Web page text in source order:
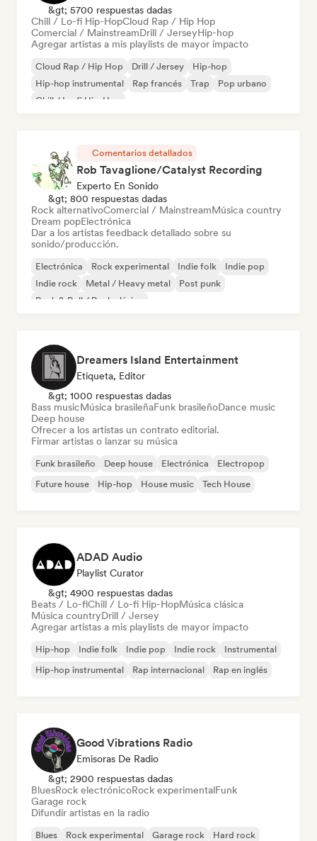
&gt; 5700 respuestas dadas
Chill / Lo-fi Hip-HopCloud Rap / Hip Hop
Comercial / MainstreamDrill / JerseyHip-hop
Agregar artistas a mis playlists de mayor impacto
Cloud Rap / Hip Hop Drill / Jersey
Hip-hop
Hip-hop instrumental
Rap francés Trap
Pop urbano
Chill / Lo-fi Hip-Hop
Comentarios detallados
Rob Tavaglione/Catalyst Recording
Experto En Sonido
&gt; 800 respuestas dadas
Rock alternativoComercial / MainstreamMúsica country
Dream popElectrónica
Dar a los artistas feedback detallado sobre su
sonido/producción.
Electrónica Rock experimental Indie folk
Indie pop
Indie rock
Metal / Heavy metal
Post punk
Rock & Roll / Rock clásico
Dreamers Island Entertainment
Etiqueta, Editor
&gt; 1000 respuestas dadas
Bass musicMúsica brasileñaFunk brasileñoDance music
Deep house
Ofrecer a los artistas un contrato editorial.
Firmar artistas o lanzar su música
Funk brasileño Deep house Electrónica
Electropop
Future house
Hip-hop House music Tech House
ADAD Audio
Playlist Curator
&gt; 4900 respuestas dadas
Beats / Lo-fiChill / Lo-fi Hip-HopMúsica clásica
Música countryDrill / Jersey
Agregar artistas a mis playlists de mayor impacto
Hip-hop Indie folk Indie pop Indie rock
Instrumental
Hip-hop instrumental
Rap internacional Rap en inglés
Good Vibrations Radio
Emisoras De Radio
&gt; 2900 respuestas dadas
BluesRock electrónicoRock experimentalFunk
Garage rock
Difundir artistas en la radio
Blues Rock experimental Garage rock
Hard rock